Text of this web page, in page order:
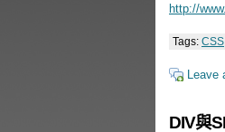
http://
Tags: CSS
Leave
DIV與